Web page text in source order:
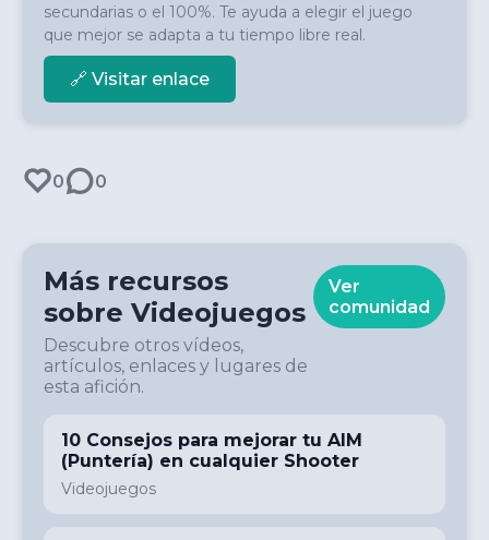
secundarias o el 100%. Te ayuda a elegir el juego
que mejor se adapta a tu tiempo libre real.
🔗 Visitar enlace
0 0
Más recursos
sobre Videojuegos
Descubre otros vídeos,
artículos, enlaces y lugares de
esta afición.
Ver
comunidad
10 Consejos para mejorar tu AIM
(Puntería) en cualquier Shooter
Videojuegos